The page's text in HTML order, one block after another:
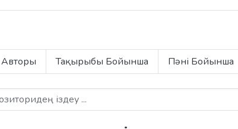
Авторы Тақырыбы Бойынша Пәні Бойынша